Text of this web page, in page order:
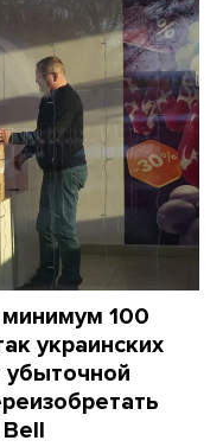
100
украинских
убыточной